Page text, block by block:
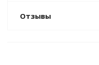
Отзывы